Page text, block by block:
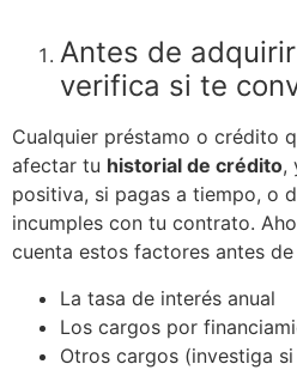
Antes de
verifica si te
Cualquier préstamo o crédito
afectar tu historial de crédito,
positiva, si pagas a tiempo, o
incumples con tu contrato.
cuenta estos factores antes
La tasa de interés anual
Los cargos por
Otros cargos (investiga